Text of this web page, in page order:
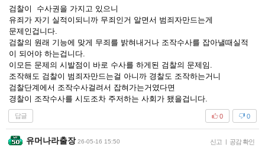
검찰이 수사권을 가지고 있으니
유죄가 자기 실적이되니까 무죄인거 알면서 범죄자만드는게
문제인겁니다.
검찰의 원래 기능에 맞게 무죄를 밝혀내거나 조작수사를 잡아낼때실적
이 되어야 하는겁니다.
이모든 문제의 시발점이 바로 수사를 하게된 검찰의 문제임.
조작해도 검찰이 범죄자만드는걸 아니까 경찰도 조작하는거니
검찰단계에서 조작수사걸려서 잡혀가는거였다면
경찰이 조작수사를 시도조차 주저하는 사회가 됐을겁니다.
답글 0
0
유머나라출장 26-05-16 15:50 신고 | 공감 확인